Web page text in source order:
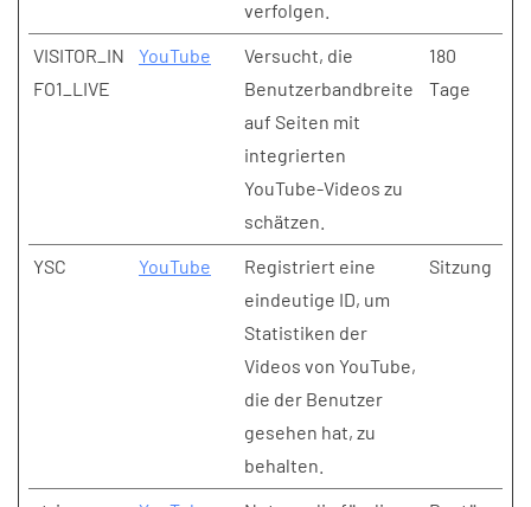
verfolgen.
VISITOR_IN
FO1_LIVE
YouTube
Versucht, die
Benutzerbandbreite
auf Seiten mit
integrierten
YouTube-Videos zu
schätzen.
180
Tage
YSC YouTube
Registriert eine
eindeutige ID, um
Statistiken der
Videos von YouTube,
die der Benutzer
gesehen hat, zu
behalten.
Sitzung